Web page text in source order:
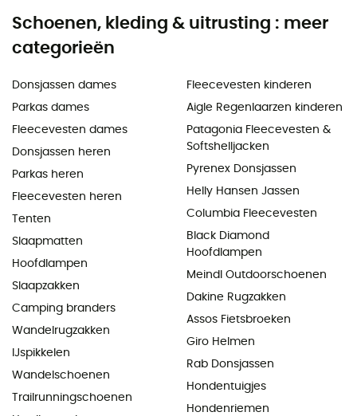
Schoenen, kleding & uitrusting : meer
categorieën
Donsjassen dames
Parkas dames
Fleecevesten dames
Donsjassen heren
Parkas heren
Fleecevesten heren
Tenten
Slaapmatten
Hoofdlampen
Slaapzakken
Camping branders
Wandelrugzakken
IJspikkelen
Wandelschoenen
Trailrunningschoenen
Fleecevesten kinderen
Aigle Regenlaarzen kinderen
Patagonia Fleecevesten &
Softshelljacken
Pyrenex Donsjassen
Helly Hansen Jassen
Columbia Fleecevesten
Black Diamond
Hoofdlampen
Meindl Outdoorschoenen
Dakine Rugzakken
Assos Fietsbroeken
Giro Helmen
Rab Donsjassen
Hondentuigjes
Hondenriemen